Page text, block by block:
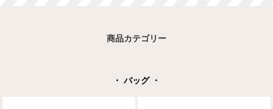
商品カテゴリー
・ バッグ ・